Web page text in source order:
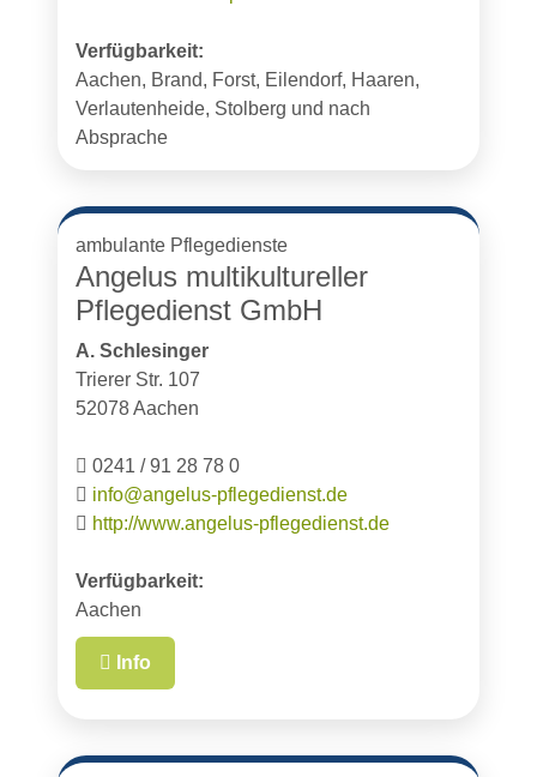
Verfügbarkeit:
Aachen, Brand, Forst, Eilendorf, Haaren,
Verlautenheide, Stolberg und nach
Absprache
ambulante Pflegedienste
Angelus multikultureller
Pflegedienst GmbH
A. Schlesinger
Trierer Str. 107
52078 Aachen
0241 / 91 28 78 0
info@angelus-pflegedienst.de
http://www.angelus-pflegedienst.de
Verfügbarkeit:
Aachen
Info